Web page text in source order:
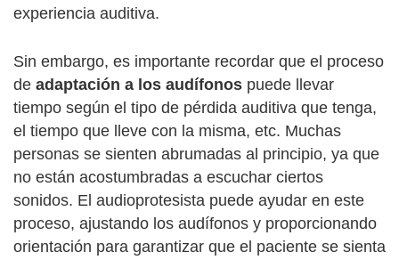
experiencia auditiva.
Sin embargo, es importante recordar que el proceso
de adaptación a los audífonos puede llevar
tiempo según el tipo de pérdida auditiva que tenga,
el tiempo que lleve con la misma, etc. Muchas
personas se sienten abrumadas al principio, ya que
no están acostumbradas a escuchar ciertos
sonidos. El audioprotesista puede ayudar en este
proceso, ajustando los audífonos y proporcionando
orientación para garantizar que el paciente se sienta